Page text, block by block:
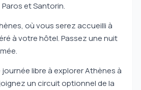
et Santorin.
où vous serez accueilli à
à votre hôtel. Passez une nuit
libre à explorer Athènes à
un circuit optionnel de la